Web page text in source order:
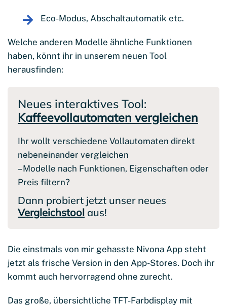
Eco-Modus, Abschaltautomatik etc.
Welche anderen Modelle ähnliche Funktionen
haben, könnt ihr in unserem neuen Tool
herausfinden:
Neues interaktives Tool:
Kaffeevollautomaten vergleichen
Ihr wollt verschiedene Vollautomaten direkt
nebeneinander vergleichen
– Modelle nach Funktionen, Eigenschaften oder
Preis filtern?
Dann probiert jetzt unser neues
Vergleichstool aus!
Die einstmals von mir gehasste Nivona App steht
jetzt als frische Version in den App-Stores. Doch ihr
kommt auch hervorragend ohne zurecht.
Das große, übersichtliche TFT-Farbdisplay mit